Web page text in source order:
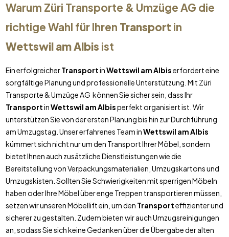
Warum Züri Transporte & Umzüge AG die
richtige Wahl für Ihren Transport in
Wettswil am Albis ist
Ein erfolgreicherTransportinWettswil am Albiserfordert eine
sorgfältige Planung und professionelle Unterstützung. Mit Züri
Transporte & Umzüge AG können Sie sicher sein, dass Ihr
TransportinWettswil am Albisperfekt organisiert ist. Wir
unterstützen Sie von der ersten Planung bis hin zur Durchführung
am Umzugstag. Unser erfahrenes Team inWettswil am Albis
kümmert sich nicht nur um den Transport Ihrer Möbel, sondern
bietet Ihnen auch zusätzliche Dienstleistungen wie die
Bereitstellung von Verpackungsmaterialien, Umzugskartons und
Umzugskisten. Sollten Sie Schwierigkeiten mit sperrigen Möbeln
haben oder Ihre Möbel über enge Treppen transportieren müssen,
setzen wir unseren Möbellift ein, um den Transporteffizienter und
sicherer zu gestalten. Zudem bieten wir auch Umzugsreinigungen
an, sodass Sie sich keine Gedanken über die Übergabe der alten